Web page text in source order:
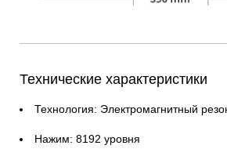
Технические характеристики
Технология: Электромагнитный
Нажим: 8192 уровня